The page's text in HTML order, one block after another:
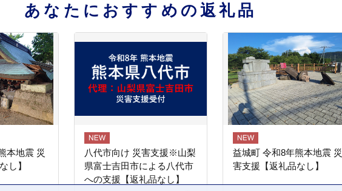
あなたにおすすめの返礼品
本地震 災
し】
八代市向け 災害支援※山梨
県富士吉田市による八代市
への支援【返礼品なし】
益城町 令和8年熊本地震 災
害支援【返礼品なし】